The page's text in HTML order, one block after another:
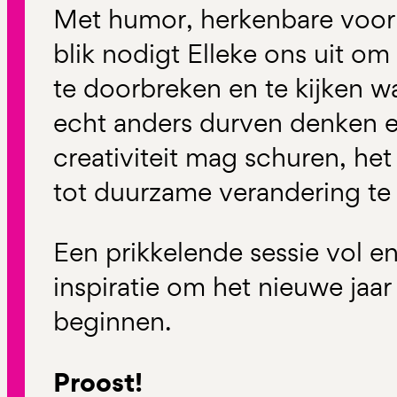
Met humor, herkenbare
blik nodigt Elleke ons uit
te doorbreken en te kijken
echt anders durven denken
creativiteit mag schuren,
tot duurzame verandering
Een prikkelende sessie vol
inspiratie om het nieuwe
beginnen.
Proost!